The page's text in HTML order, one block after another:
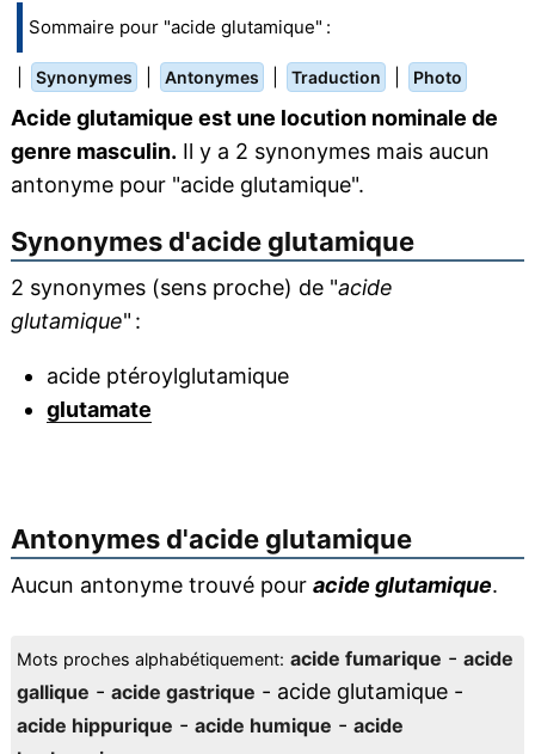
Sommaire pour "acide glutamique" :
Synonymes Antonymes Traduction Photo
Acide glutamique est une locution nominale de
genre masculin. Il y a 2 synonymes mais aucun
antonyme pour "acide glutamique".
Synonymes d'acide glutamique
2 synonymes (sens proche) de "acide
glutamique" :
acide ptéroylglutamique
glutamate
Antonymes d'acide glutamique
Aucun antonyme trouvé pour acide glutamique.
Mots proches alphabétiquement: acide fumarique - acide
gallique - acide gastrique - acide glutamique -
acide hippurique - acide humique - acide